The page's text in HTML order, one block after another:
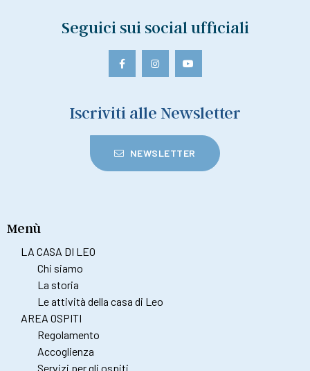
Seguici sui social ufficiali
Iscriviti alle Newsletter
NEWSLETTER
Menù
LA CASA DI LEO
Chi siamo
La storia
Le attività della casa di Leo
AREA OSPITI
Regolamento
Accoglienza
Servizi per gli ospiti